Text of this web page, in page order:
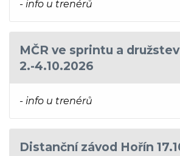
- info u trenérů
MČR ve sprintu a
2.-4.10.2026
- info u trenérů
Distanční závod Hořín